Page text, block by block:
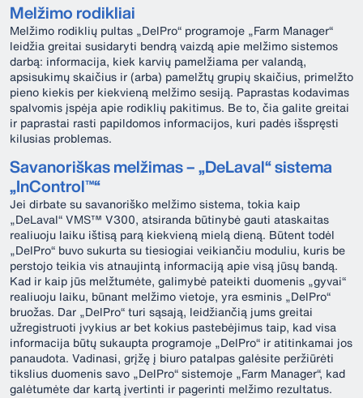
Melžimo rodikliai
Melžimo rodiklių pultas „DelPro“ programoje „Farm Manager“
leidžia greitai susidaryti bendrą vaizdą apie melžimo sistemos
darbą: informacija, kiek karvių pamelžiama per valandą,
apsisukimų skaičius ir (arba) pamelžtų grupių skaičius, primelžto
pieno kiekis per kiekvieną melžimo sesiją. Paprastas kodavimas
spalvomis įspėja apie rodiklių pakitimus. Be to, čia galite greitai
ir paprastai rasti papildomos informacijos, kuri padės išspręsti
kilusias problemas.
Savanoriškas melžimas – „DeLaval“ sistema
„InControl™“
Jei dirbate su savanoriško melžimo sistema, tokia kaip
„DeLaval“ VMS™ V300, atsiranda būtinybė gauti ataskaitas
realiuoju laiku ištisą parą kiekvieną mielą dieną. Būtent todėl
„DelPro“ buvo sukurta su tiesiogiai veikiančiu moduliu, kuris be
perstojo teikia vis atnaujintą informaciją apie visą jūsų bandą.
Kad ir kaip jūs melžtumėte, galimybė pateikti duomenis „gyvai“
realiuoju laiku, būnant melžimo vietoje, yra esminis „DelPro“
bruožas. Dar „DelPro“ turi sąsają, leidžiančią jums greitai
užregistruoti įvykius ar bet kokius pastebėjimus taip, kad visa
informacija būtų sukaupta programoje „DelPro“ ir atitinkamai jos
panaudota. Vadinasi, grįžę į biuro patalpas galėsite peržiūrėti
tikslius duomenis savo „DelPro“ sistemoje „Farm Manager“, kad
galėtumėte dar kartą įvertinti ir pagerinti melžimo rezultatus.